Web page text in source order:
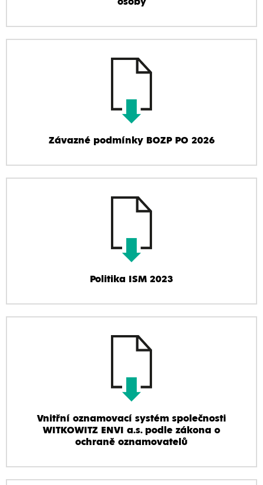
osoby
Závazné podmínky BOZP PO 2026
Politika ISM 2023
Vnitřní oznamovací systém společnosti
WITKOWITZ ENVI a.s. podle zákona o
ochraně oznamovatelů